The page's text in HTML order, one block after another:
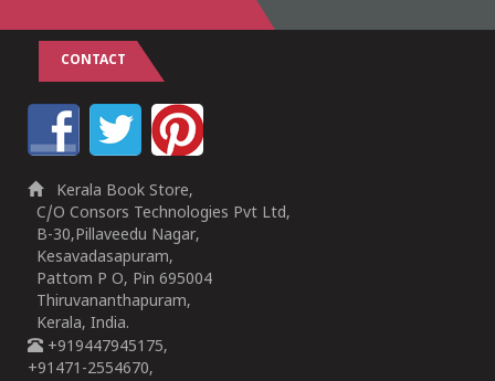
CONTACT
Kerala Book Store,
C/O Consors Technologies Pvt Ltd,
B-30,Pillaveedu Nagar,
Kesavadasapuram,
Pattom P O, Pin 695004
Thiruvananthapuram,
Kerala, India.
+919447945175,
+91471-2554670,